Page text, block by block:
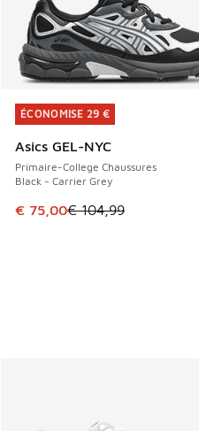
ÉCONOMISE 29 €
Asics GEL-NYC
Primaire-College Chaussures
Black - Carrier Grey
Cet article est en
€ 75,00€ 104,99
ÉCONOMISE 29 €